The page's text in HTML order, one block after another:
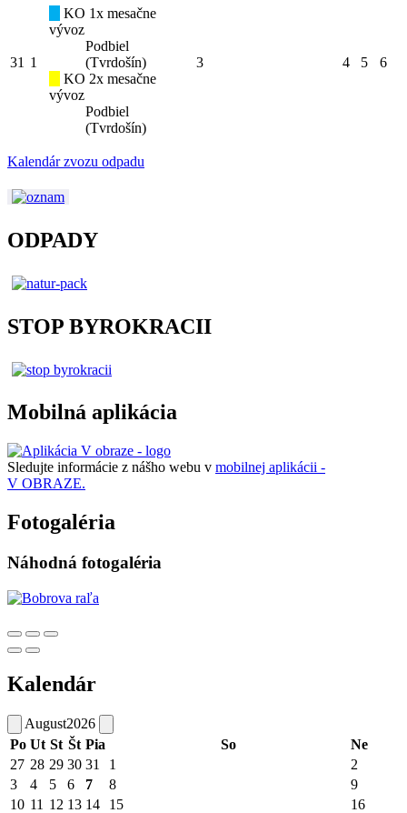
31 1
KO 1x mesačne
vývoz
Podbiel
(Tvrdošín)
KO 2x mesačne
vývoz
Podbiel
(Tvrdošín)
3 4 5 6
Kalendár zvozu odpadu
ODPADY
STOP BYROKRACII
Mobilná aplikácia
Sledujte informácie z nášho webu v mobilnej aplikácii -
V OBRAZE.
Fotogaléria
Náhodná fotogaléria
Kalendár
August2026
Po Ut St Št Pia So
Ne
27 28 29 30 31 1
2
3
4 5 6 7 8
9
10 11 12 13 14 15
16